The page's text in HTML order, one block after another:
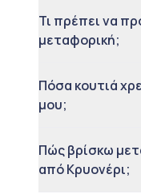
Τι πρέπει να
μεταφορική;
Πόσα κουτιά
μου;
Πώς βρίσκω
από Κρυονέρι;